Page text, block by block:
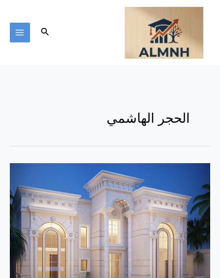
تخطي
البحث
الحجر الهاشمي
بالحجر
الهاشمي